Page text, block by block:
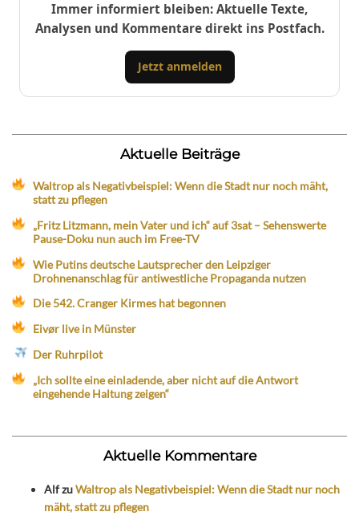
Immer informiert bleiben: Aktuelle Texte,
Analysen und Kommentare direkt ins Postfach.
Jetzt anmelden
Aktuelle Beiträge
Waltrop als Negativbeispiel: Wenn die Stadt nur noch mäht,
statt zu pflegen
„Fritz Litzmann, mein Vater und ich“ auf 3sat – Sehenswerte
Pause-Doku nun auch im Free-TV
Wie Putins deutsche Lautsprecher den Leipziger
Drohnenanschlag für antiwestliche Propaganda nutzen
Die 542. Cranger Kirmes hat begonnen
Eivør live in Münster
Der Ruhrpilot
„Ich sollte eine einladende, aber nicht auf die Antwort
eingehende Haltung zeigen“
Aktuelle Kommentare
AlfzuWaltrop als Negativbeispiel: Wenn die Stadt nur noch
mäht, statt zu pflegen